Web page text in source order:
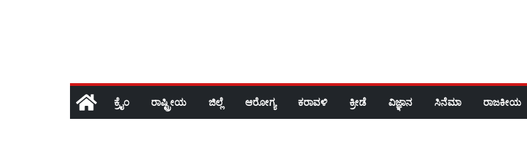
ಕ್ರೈಂ ರಾಷ್ಟ್ರೀಯ ಜಿಲ್ಲೆ ಆರೋಗ್ಯ ಕರಾವಳಿ ಕ್ರೀಡೆ ವಿಜ್ಞಾನ ಸಿನೆಮಾ ರಾಜಕೀಯ